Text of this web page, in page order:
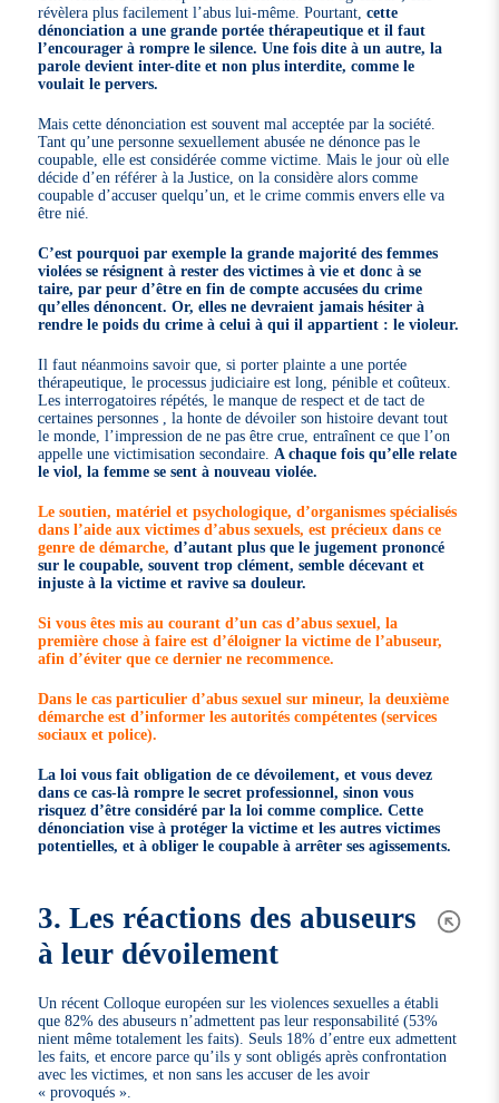
révèlera plus facilement l’abus lui-même. Pourtant,cette
dénonciation a une grande portée thérapeutique et il faut
l’encourager à rompre le silence. Une fois dite à un autre, la
parole devient inter-dite et non plus interdite, comme le
voulait le pervers.
Mais cette dénonciation est souvent mal acceptée par la société.
Tant qu’une personne sexuellement abusée ne dénonce pas le
coupable, elle est considérée comme victime. Mais le jour où elle
décide d’en référer à la Justice, on la considère alors comme
coupable d’accuser quelqu’un, et le crime commis envers elle va
être nié.
C’est pourquoi par exemple la grande majorité des femmes
violées se résignent à rester des victimes à vie et donc à se
taire, par peur d’être en fin de compte accusées du crime
qu’elles dénoncent. Or, elles ne devraient jamais hésiter à
rendre le poids du crime à celui à qui il appartient : le violeur.
Il faut néanmoins savoir que, si porter plainte a une portée
thérapeutique, le processus judiciaire est long, pénible et coûteux.
Les interrogatoires répétés, le manque de respect et de tact de
certaines personnes , la honte de dévoiler son histoire devant tout
le monde, l’impression de ne pas être crue, entraînent ce que l’on
appelle une victimisation secondaire.A chaque fois qu’elle relate
le viol, la femme se sent à nouveau violée.
Le soutien, matériel et psychologique, d’organismes spécialisés
dans l’aide aux victimes d’abus sexuels, est précieux dans ce
genre de démarche, d’autant plus que le jugement prononcé
sur le coupable, souvent trop clément, semble décevant et
injuste à la victime et ravive sa douleur.
Si vous êtes mis au courant d’un cas d’abus sexuel, la
première chose à faire est d’éloigner la victime de l’abuseur,
afin d’éviter que ce dernier ne recommence.
Dans le cas particulier d’abus sexuel sur mineur, la deuxième
démarche est d’informer les autorités compétentes (services
sociaux et police).
La loi vous fait obligation de ce dévoilement, et vous devez
dans ce cas-là rompre le secret professionnel, sinon vous
risquez d’être considéré par la loi comme complice. Cette
dénonciation vise à protéger la victime et les autres victimes
potentielles, et à obliger le coupable à arrêter ses agissements.
3. Les réactions des abuseurs
à leur dévoilement
Un récent Colloque européen sur les violences sexuelles a établi
que 82% des abuseurs n’admettent pas leur responsabilité (53%
nient même totalement les faits). Seuls 18% d’entre eux admettent
les faits, et encore parce qu’ils y sont obligés après confrontation
avec les victimes, et non sans les accuser de les avoir
« provoqués ».